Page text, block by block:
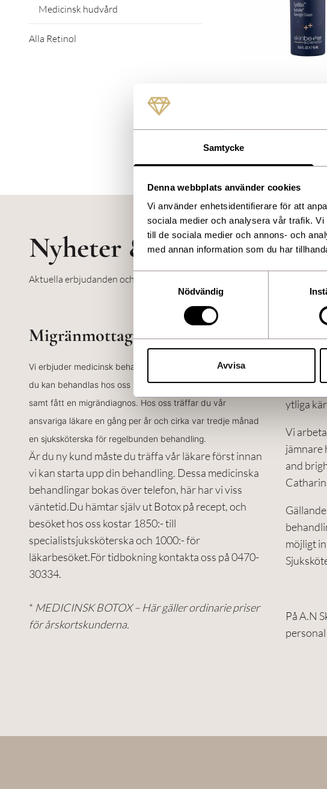
Samtycke
Denna webbplats använder cookies
Vi använder enhetsidentifierare för att
sociala medier och analysera vår trafik.
till de sociala medier och annons- och
med annan information som du har
Samtyckesval
Nödvändig
Avvisa
Medicinsk hudvård
Alla Retinol
1 799,00 kr
Nyheter & erbjudanden
Aktuella erbjudanden och nyheter från oss.
Migränmottagning
Vi erbjuder medicinsk behandling mot kronisk migrän. Innan
du kan behandlas hos oss ska du vara utredd sedan tidigare
samt fått en migrändiagnos. Hos oss träffar du vår
ansvariga läkare en gång per år och cirka var tredje månad
en sjuksköterska för regelbunden behandling.
Är du ny kund måste du träffa vår läkare först innan
vi kan starta upp din behandling. Dessa medicinska
behandlingar bokas över telefon, här har vi viss
väntetid.Du hämtar själv ut Botox på recept, och
besöket hos oss kostar 1850:- till
specialistsjuksköterska och 1000:- för
läkarbesöket.För tidbokning kontakta oss på 0470-
30334.
* MEDICINSK BOTOX – Här gäller ordinarie priser
för årskortskunderna.
Nu är
ytliga
Vi
jämnare
and
möjligt
På A.N